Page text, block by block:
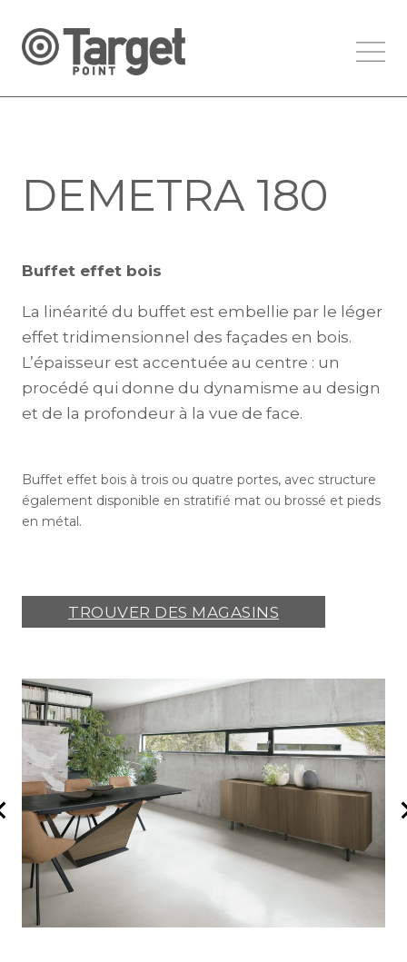
DEMETRA 180
Buffet effet bois
La linéarité du buffet est embellie par le léger
effet tridimensionnel des façades en bois.
L’épaisseur est accentuée au centre : un
procédé qui donne du dynamisme au design
et de la profondeur à la vue de face.
Buffet effet bois à trois ou quatre portes, avec structure
également disponible en stratifié mat ou brossé et pieds
en métal.
TROUVER DES MAGASINS